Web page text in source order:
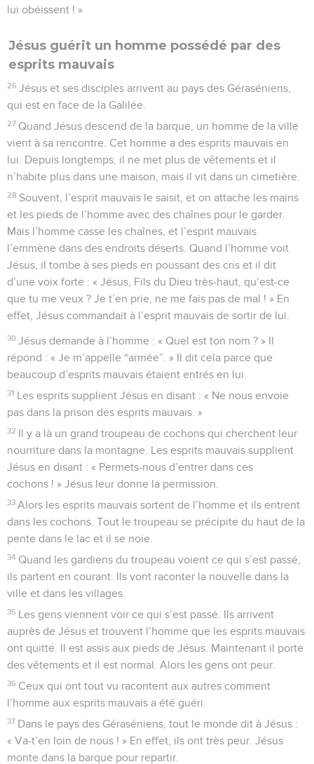
lui obéissent ! »
Jésus guérit un homme possédé par des
esprits mauvais
26 Jésus et ses disciples arrivent au pays des Géraséniens,
qui est en face de la Galilée.
27 Quand Jésus descend de la barque, un homme de la ville
vient à sa rencontre. Cet homme a des esprits mauvais en
lui. Depuis longtemps, il ne met plus de vêtements et il
n’habite plus dans une maison, mais il vit dans un cimetière.
28 Souvent, l’esprit mauvais le saisit, et on attache les mains
et les pieds de l’homme avec des chaînes pour le garder.
Mais l’homme casse les chaînes, et l’esprit mauvais
l’emmène dans des endroits déserts. Quand l’homme voit
Jésus, il tombe à ses pieds en poussant des cris et il dit
d’une voix forte : « Jésus, Fils du Dieu très-haut, qu’est-ce
que tu me veux ? Je t’en prie, ne me fais pas de mal ! » En
effet, Jésus commandait à l’esprit mauvais de sortir de lui.
30 Jésus demande à l’homme : « Quel est ton nom ? » Il
répond : « Je m’appelle “armée”. » Il dit cela parce que
beaucoup d’esprits mauvais étaient entrés en lui.
31 Les esprits supplient Jésus en disant : « Ne nous envoie
pas dans la prison des esprits mauvais. »
32 Il y a là un grand troupeau de cochons qui cherchent leur
nourriture dans la montagne. Les esprits mauvais supplient
Jésus en disant : « Permets-nous d’entrer dans ces
cochons ! » Jésus leur donne la permission.
33 Alors les esprits mauvais sortent de l’homme et ils entrent
dans les cochons. Tout le troupeau se précipite du haut de la
pente dans le lac et il se noie.
34 Quand les gardiens du troupeau voient ce qui s’est passé,
ils partent en courant. Ils vont raconter la nouvelle dans la
ville et dans les villages.
35 Les gens viennent voir ce qui s’est passé. Ils arrivent
auprès de Jésus et trouvent l’homme que les esprits mauvais
ont quitté. Il est assis aux pieds de Jésus. Maintenant il porte
des vêtements et il est normal. Alors les gens ont peur.
36 Ceux qui ont tout vu racontent aux autres comment
l’homme aux esprits mauvais a été guéri.
37 Dans le pays des Géraséniens, tout le monde dit à Jésus :
« Va-t’en loin de nous ! » En effet, ils ont très peur. Jésus
monte dans la barque pour repartir.